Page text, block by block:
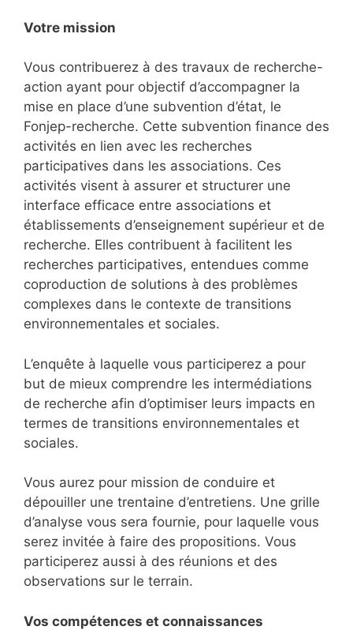
Votre mission
Vous contribuerez à des travaux de recherche-
action ayant pour objectif d’accompagner la
mise en place d’une subvention d’état, le
Fonjep-recherche. Cette subvention finance des
activités en lien avec les recherches
participatives dans les associations. Ces
activités visent à assurer et structurer une
interface efficace entre associations et
établissements d’enseignement supérieur et de
recherche. Elles contribuent à facilitent les
recherches participatives, entendues comme
coproduction de solutions à des problèmes
complexes dans le contexte de transitions
environnementales et sociales.
L’enquête à laquelle vous participerez a pour
but de mieux comprendre les intermédiations
de recherche afin d’optimiser leurs impacts en
termes de transitions environnementales et
sociales.
Vous aurez pour mission de conduire et
dépouiller une trentaine d’entretiens. Une grille
d’analyse vous sera fournie, pour laquelle vous
serez invitée à faire des propositions. Vous
participerez aussi à des réunions et des
observations sur le terrain.
Vos compétences et connaissances